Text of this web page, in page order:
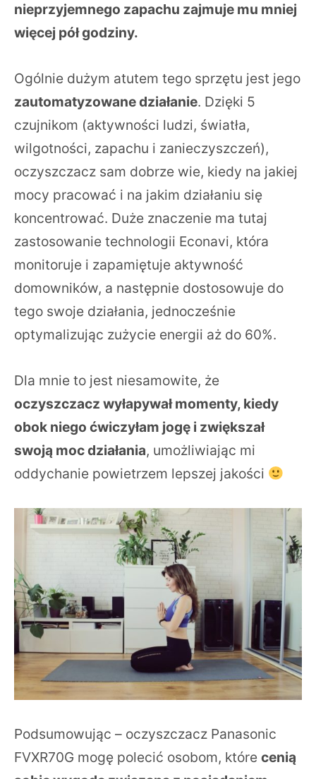
nieprzyjemnego zapachu zajmuje mu mniej
więcej pół godziny.
Ogólnie dużym atutem tego sprzętu jest jego
zautomatyzowane działanie. Dzięki 5
czujnikom (aktywności ludzi, światła,
wilgotności, zapachu i zanieczyszczeń),
oczyszczacz sam dobrze wie, kiedy na jakiej
mocy pracować i na jakim działaniu się
koncentrować. Duże znaczenie ma tutaj
zastosowanie technologii Econavi, która
monitoruje i zapamiętuje aktywność
domowników, a następnie dostosowuje do
tego swoje działania, jednocześnie
optymalizując zużycie energii aż do 60%.
Dla mnie to jest niesamowite, że
oczyszczacz wyłapywał momenty, kiedy
obok niego ćwiczyłam jogę i zwiększał
swoją moc działania, umożliwiając mi
oddychanie powietrzem lepszej jakości
Podsumowując – oczyszczacz Panasonic
FVXR70G mogę polecić osobom, które cenią